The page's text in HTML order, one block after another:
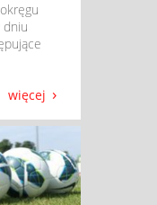
dniu
więcej